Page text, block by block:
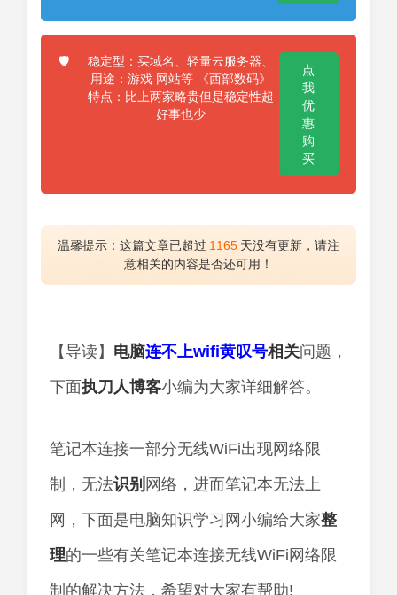
🛡️
稳定型：买域名、轻量云服务器、
用途：游戏 网站等 《西部数码》
特点：比上两家略贵但是稳定性超
好事也少
点
我
优
惠
购
买
温馨提示：这篇文章已超过 1165 天没有更新，请注
意相关的内容是否还可用！
【导读】 电脑连不上wifi黄叹号相关问题，
下面执刀人博客小编为大家详细解答。
笔记本连接一部分无线WiFi出现网络限
制，无法识别 网络，进而笔记本无法上
网，下面是电脑知识学习网小编给大家整
理的一些有关笔记本连接无线WiFi网络限
制的解决方法，希望对大家有帮助!